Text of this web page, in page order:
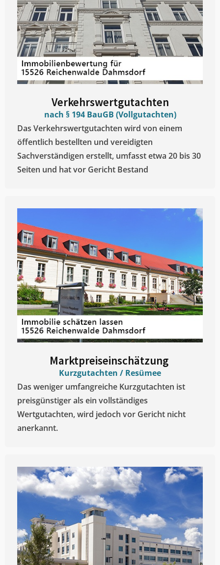
Verkehrswertgutachten
nach § 194 BauGB (Vollgutachten)
Das Verkehrswertgutachten wird von einem
öffentlich bestellten und vereidigten
Sachverständigen erstellt, umfasst etwa 20 bis 30
Seiten und hat vor Gericht Bestand
Marktpreiseinschätzung ​
Kurzgutachten / Resümee
Das weniger umfangreiche Kurzgutachten ist
preisgünstiger als ein vollständiges
Wertgutachten, wird jedoch vor Gericht nicht
anerkannt.